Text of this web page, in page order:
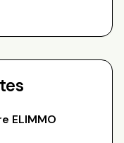
ELIMMO